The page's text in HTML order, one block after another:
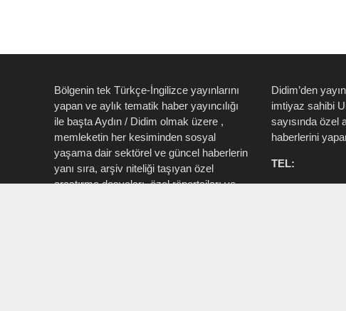
Bölgenin tek Türkçe-İngilizce yayınlarını
yapan ve aylık tematik haber yayıncılığı
ile başta Aydın / Didim olmak üzere ,
memleketin her kesiminden sosyal
yaşama dair sektörel ve güncel haberlerin
yanı sıra, arşiv niteliği taşıyan özel
araştırma dosyaları, özel röportajları ve
Didim’den
imtiyaz sahibi
sayısında özel
haberlerini
TEL: